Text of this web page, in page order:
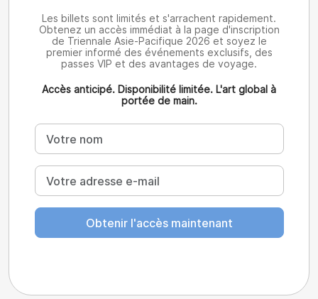
Les billets sont limités et s'arrachent rapidement.
Obtenez un accès immédiat à la page d'inscription
de Triennale Asie-Pacifique 2026 et soyez le
premier informé des événements exclusifs, des
passes VIP et des avantages de voyage.
Accès anticipé. Disponibilité limitée. L'art global à
portée de main.
Obtenir l'accès maintenant